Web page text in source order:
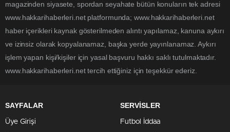
magazinden siyasete, spordan seyahate bütün konuların tek adresi
www.hakkarihaberleri.net platformunda; www.hakkarihaberleri.net
haber içerikleri kaynak gösterilmeden alıntı yapılamaz, kanuna aykırı
ve izinsiz olarak kopyalanamaz, başka yerde yayınlanamaz. Aykırı
işlem yapan kişi/kişiler için yasal başvuru hakkı saklı tutulmaktadır.
www.hakkarihaberleri.net tercih ettiğiniz için teşekkür ederiz.
SAYFALAR
Üye Girişi
SERVİSLER
Futbol İddaa